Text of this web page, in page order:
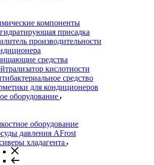
компоненты
присадка
производительности
средства
кислотности
средство
для кондиционеров
оборудование
оборудование
давления AFrost
хладагента